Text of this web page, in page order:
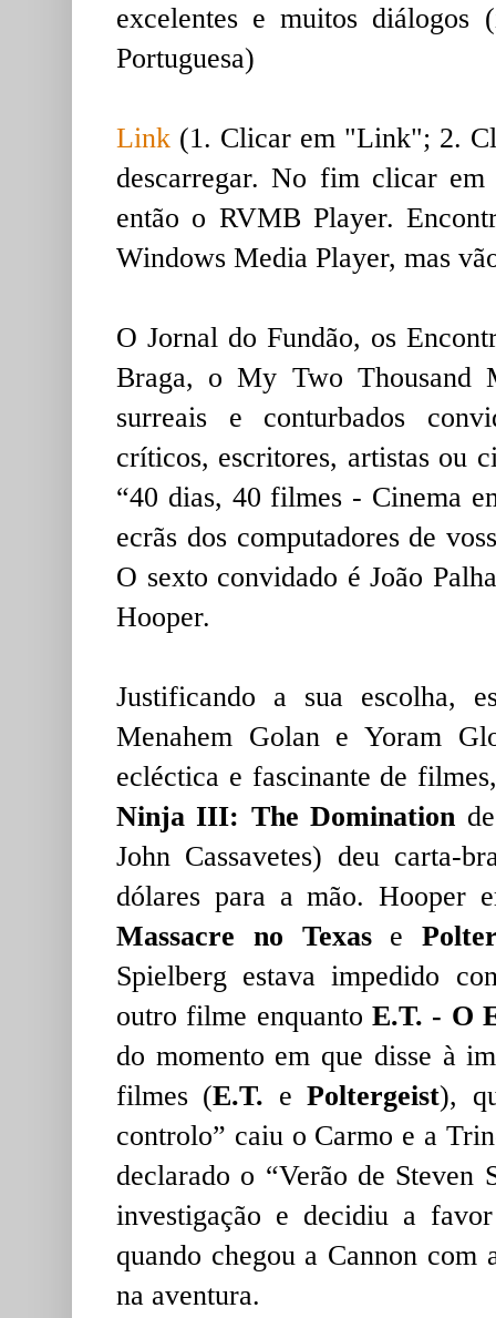
excelentes e muitos diálogos
Portuguesa)
Link (1. Clicar em "Link"; 2.
descarregar. No fim clicar
então o RVMB Player.
Windows Media Player, mas
O Jornal do Fundão, os
Braga, o My Two Thousand
surreais e conturbados
críticos, escritores, artistas ou
“40 dias, 40 filmes - Cinema
ecrãs dos computadores de
O sexto convidado é João
Hooper.
Justificando a sua escolha,
Menahem Golan e Yoram
ecléctica e fascinante de
Ninja III: The Domination
John Cassavetes) deu carta-
dólares para a mão. Hooper
Massacre no Texase
Spielberg estava impedido
outro filme enquanto E.T. - O
do momento em que disse à
filmes (E.T. ePoltergeist),
controlo” caiu o Carmo e a
declarado o “Verão de Steven
investigação e decidiu a
quando chegou a Cannon
na aventura.